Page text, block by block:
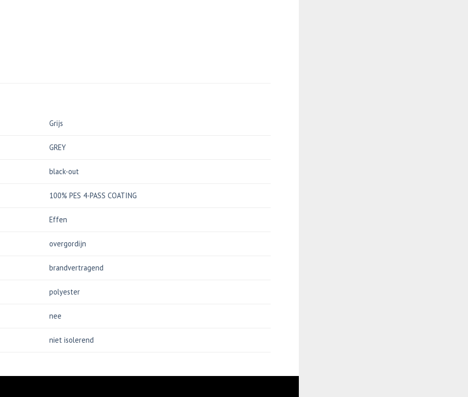
Grijs
GREY
black-out
100% PES 4-PASS COATING
Effen
overgordijn
brandvertragend
polyester
nee
niet isolerend